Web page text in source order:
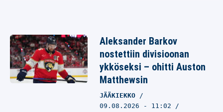
Aleksander Barkov
nostettiin divisioonan
ykköseksi – ohitti Auston
Matthewsin
JÄÄKIEKKO
09.08.2026 - 11:02